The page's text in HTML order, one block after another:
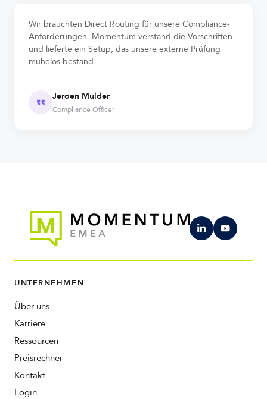
Wir brauchten Direct Routing für unsere Compliance-
Anforderungen. Momentum verstand die Vorschriften
und lieferte ein Setup, das unsere externe Prüfung
mühelos bestand.
Jeroen Mulder
Compliance Officer
UNTERNEHMEN
Über uns
Karriere
Ressourcen
Preisrechner
Kontakt
Login